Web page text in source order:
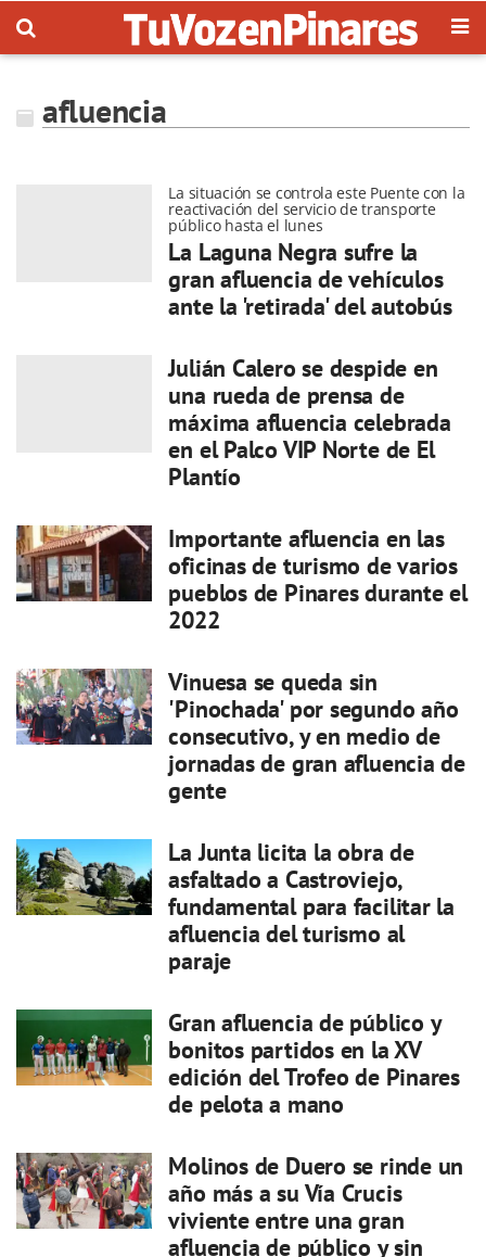
afluencia
La situación se controla este Puente con la
reactivación del servicio de transporte
público hasta el lunes
La Laguna Negra sufre la
gran afluencia de vehículos
ante la 'retirada' del autobús
Julián Calero se despide en
una rueda de prensa de
máxima afluencia celebrada
en el Palco VIP Norte de El
Plantío
Importante afluencia en las
oficinas de turismo de varios
pueblos de Pinares durante el
2022
Vinuesa se queda sin
'Pinochada' por segundo año
consecutivo, y en medio de
jornadas de gran afluencia de
gente
La Junta licita la obra de
asfaltado a Castroviejo,
fundamental para facilitar la
afluencia del turismo al
paraje
Gran afluencia de público y
bonitos partidos en la XV
edición del Trofeo de Pinares
de pelota a mano
Molinos de Duero se rinde un
año más a su Vía Crucis
viviente entre una gran
afluencia de público y sin